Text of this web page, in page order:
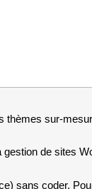
sur-
de sites
sans coder.